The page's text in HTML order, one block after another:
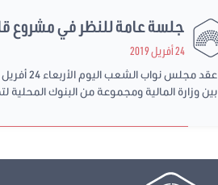
جلسة عامة للنظر في مشروع قانون عدد 2019/26 يتعلق بالموافقة على اتفاقية
24 أفريل 2019
بين وزارة المالية ومجموعة من البنوك المحلية